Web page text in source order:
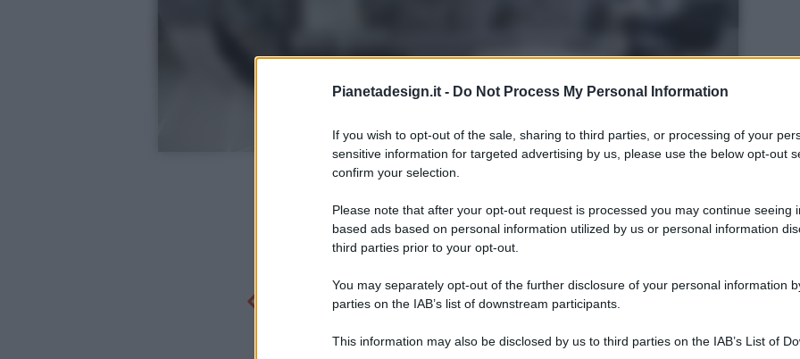
Pianetadesign.it - Do Not Process My Personal Information
If you wish to opt-out of the sale, sharing to third parties, or processing of your
sensitive information for targeted advertising by us, please use the below opt-out
confirm your selection.
Please note that after your opt-out request is processed you may continue seeing
based ads based on personal information utilized by us or personal information
third parties prior to your opt-out.
You may separately opt-out of the further disclosure of your personal information
parties on the IAB’s list of downstream participants.
This information may also be disclosed by us to third parties on the IAB’s List of